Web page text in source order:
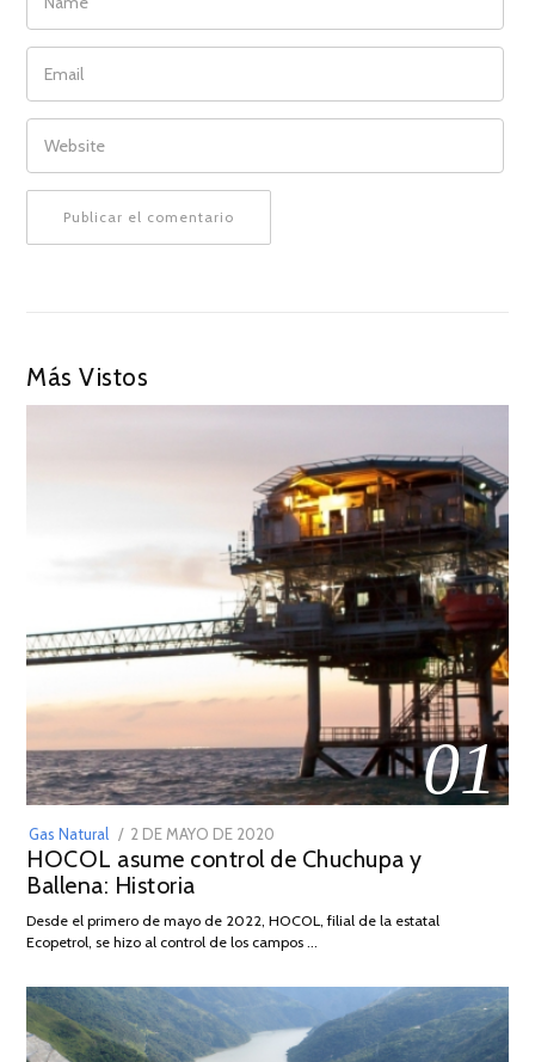
EMAIL
WEBSITE
Más Vistos
01
Gas Natural
POSTED
ON
2 DE MAYO DE 2020
DE
2026
HOCOL asume control de Chuchupa y
Ballena: Historia
Desde el primero de mayo de 2022, HOCOL, filial de la estatal
Ecopetrol, se hizo al control de los campos …